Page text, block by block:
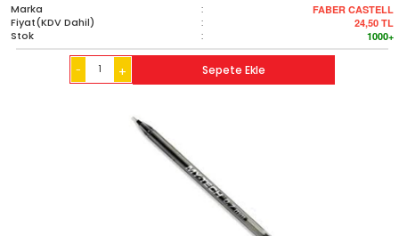
Marka
: FABER CASTELL
Fiyat(KDV Dahil) : 24,50 TL
Stok : 1000+
- + Sepete Ekle